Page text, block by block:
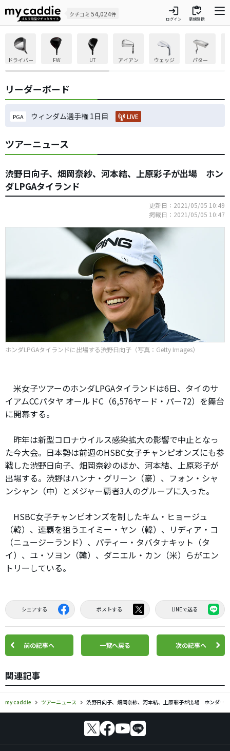
クチコミ 54,024件 login
ログイン
inventory
新規登録
ドライバー FW UT アイアン ウェッジ パター
リーダーボード
PGA ウィンダム選手権 1日目 LIVE
ツアーニュース
渋野日向子、畑岡奈紗、河本結、上原彩子が出場 ホン
ダLPGAタイランド
更新日：2021/05/05 10:49
掲載日：2021/05/05 10:47
ホンダLPGAタイランドに出場する渋野日向子（写真：Getty Images）
米女子ツアーのホンダLPGAタイランドは6日、タイのサ
イアムCCパタヤ オールドC（6,576ヤード・パー72）を舞台
に開幕する。
昨年は新型コロナウイルス感染拡大の影響で中止となっ
た今大会。日本勢は前週のHSBC女子チャンピオンズにも参
戦した渋野日向子、畑岡奈紗のほか、河本結、上原彩子が
出場する。渋野はハンナ・グリーン（豪）、フォン・シャ
ンシャン（中）とメジャー覇者3人のグループに入った。
HSBC女子チャンピオンズを制したキム・ヒョージュ
（韓）、連覇を狙うエイミー・ヤン（韓）、リディア・コ
（ニュージーランド）、パティー・タバタナキット（タ
イ）、ユ・ソヨン（韓）、ダニエル・カン（米）らがエン
トリーしている。
シェアする ポストする LINEで送る
前の記事へ 一覧へ戻る 次の記事へ
関連記事
my caddie ツアーニュース 渋野日向子、畑岡奈紗、河本結、上原彩子が出場 ホンダLPGAタイランド